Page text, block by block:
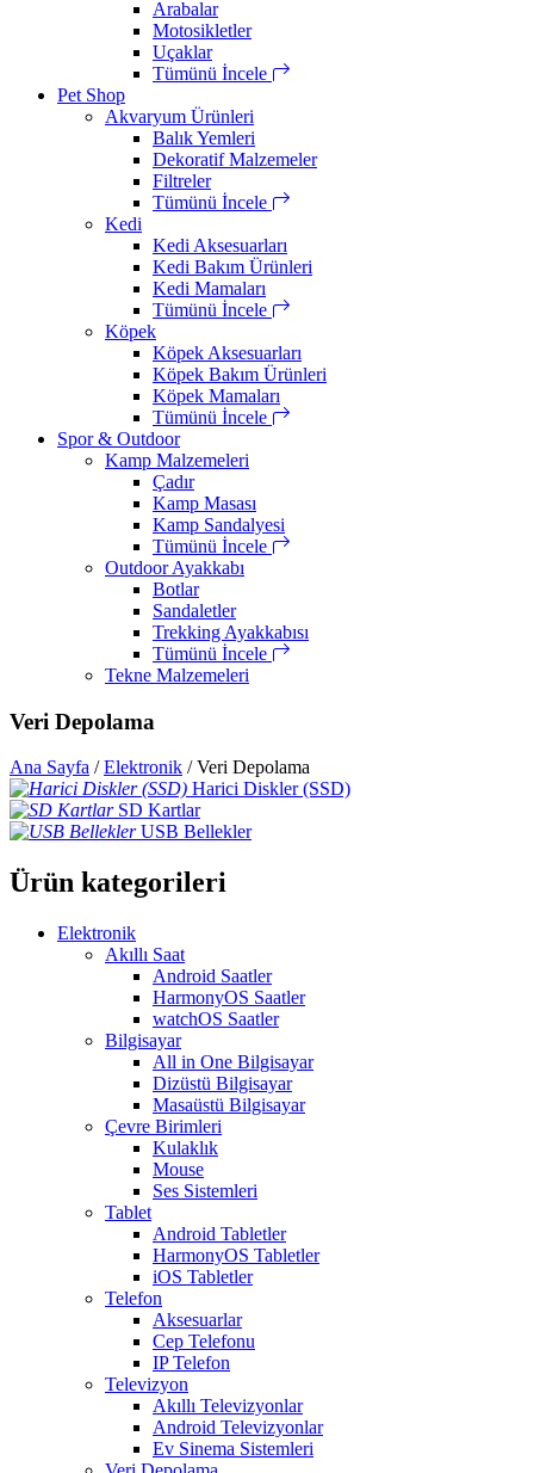
Arabalar
Motosikletler
Uçaklar
Tümünü İncele
Pet Shop
Akvaryum Ürünleri
Balık Yemleri
Dekoratif Malzemeler
Filtreler
Tümünü İncele
Kedi
Kedi Aksesuarları
Kedi Bakım Ürünleri
Kedi Mamaları
Tümünü İncele
Köpek
Köpek Aksesuarları
Köpek Bakım Ürünleri
Köpek Mamaları
Tümünü İncele
Spor & Outdoor
Kamp Malzemeleri
Çadır
Kamp Masası
Kamp Sandalyesi
Tümünü İncele
Outdoor Ayakkabı
Botlar
Sandaletler
Trekking Ayakkabısı
Tümünü İncele
Tekne Malzemeleri
Veri Depolama
Ana Sayfa /Elektronik / Veri Depolama
Harici Diskler (SSD)
SD Kartlar
USB Bellekler
Ürün kategorileri
Elektronik
Akıllı Saat
Android Saatler
HarmonyOS Saatler
watchOS Saatler
Bilgisayar
All in One Bilgisayar
Dizüstü Bilgisayar
Masaüstü Bilgisayar
Çevre Birimleri
Kulaklık
Mouse
Ses Sistemleri
Tablet
Android Tabletler
HarmonyOS Tabletler
iOS Tabletler
Telefon
Aksesuarlar
Cep Telefonu
IP Telefon
Televizyon
Akıllı Televizyonlar
Android Televizyonlar
Ev Sinema Sistemleri